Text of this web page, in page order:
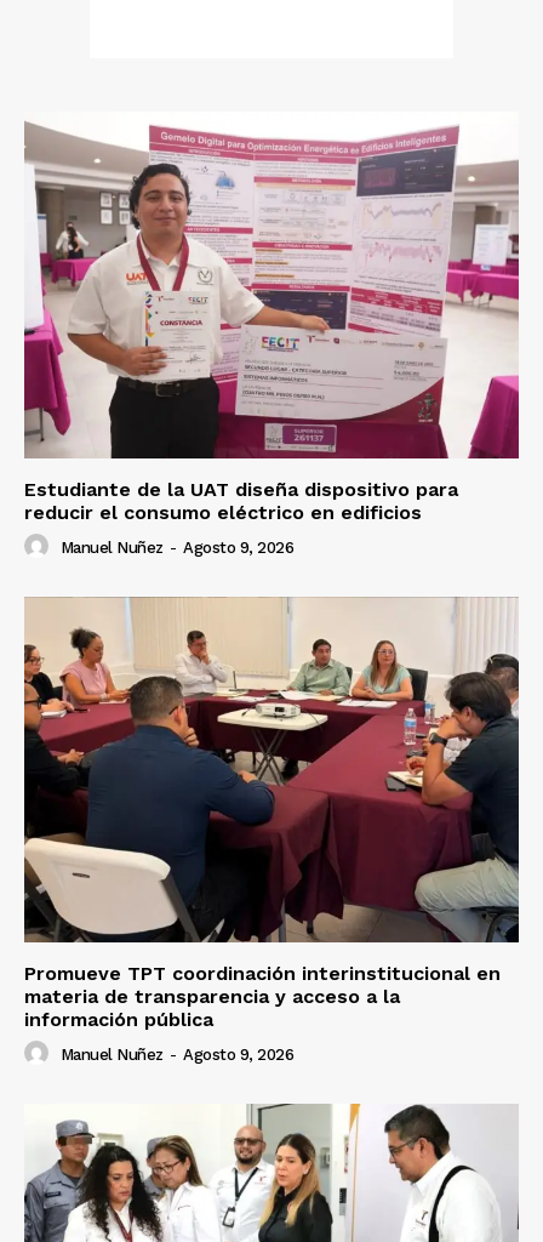
Estudiante de la UAT diseña dispositivo para
reducir el consumo eléctrico en edificios
Manuel Nuñez - Agosto 9, 2026
Promueve TPT coordinación interinstitucional en
materia de transparencia y acceso a la
información pública
Manuel Nuñez - Agosto 9, 2026